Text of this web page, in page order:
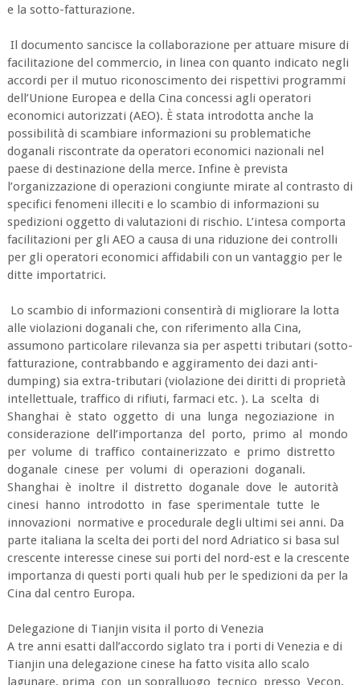
e la sotto-fatturazione.
Il documento sancisce la collaborazione per attuare misure di
facilitazione del commercio, in linea con quanto indicato negli
accordi per il mutuo riconoscimento dei rispettivi programmi
dell’Unione Europea e della Cina concessi agli operatori
economici autorizzati (AEO). È stata introdotta anche la
possibilità di scambiare informazioni su problematiche
doganali riscontrate da operatori economici nazionali nel
paese di destinazione della merce. Infine è prevista
l’organizzazione di operazioni congiunte mirate al contrasto di
specifici fenomeni illeciti e lo scambio di informazioni su
spedizioni oggetto di valutazioni di rischio. L’intesa comporta
facilitazioni per gli AEO a causa di una riduzione dei controlli
per gli operatori economici affidabili con un vantaggio per le
ditte importatrici.
Lo scambio di informazioni consentirà di migliorare la lotta
alle violazioni doganali che, con riferimento alla Cina,
assumono particolare rilevanza sia per aspetti tributari (sotto-
fatturazione, contrabbando e aggiramento dei dazi anti-
dumping) sia extra-tributari (violazione dei diritti di proprietà
intellettuale, traffico di rifiuti, farmaci etc. ). La scelta di
Shanghai è stato oggetto di una lunga negoziazione in
considerazione dell’importanza del porto, primo al mondo
per volume di traffico containerizzato e primo distretto
doganale cinese per volumi di operazioni doganali.
Shanghai è inoltre il distretto doganale dove le autorità
cinesi hanno introdotto in fase sperimentale tutte le
innovazioni normative e procedurale degli ultimi sei anni. Da
parte italiana la scelta dei porti del nord Adriatico si basa sul
crescente interesse cinese sui porti del nord-est e la crescente
importanza di questi porti quali hub per le spedizioni da per la
Cina dal centro Europa.
Delegazione di Tianjin visita il porto di Venezia
A tre anni esatti dall’accordo siglato tra i porti di Venezia e di
Tianjin una delegazione cinese ha fatto visita allo scalo
lagunare, prima con un sopralluogo tecnico presso Vecon,